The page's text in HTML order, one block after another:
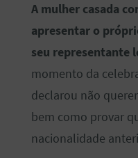
A mulher casada
apresentar o
seu representante
momento da
declarou não
bem como provar
nacionalidade